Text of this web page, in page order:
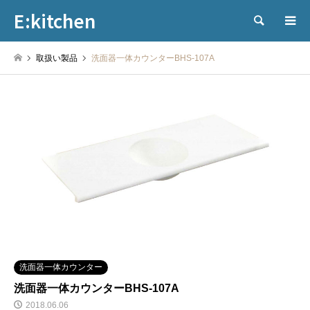
E:kitchen 検索
取扱い製品 洗面器一体カウンターBHS-107A
洗面器一体カウンター
洗面器一体カウンターBHS-107A
2018.06.06